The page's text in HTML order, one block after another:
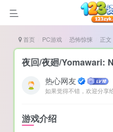
首页 PC游戏 恐怖惊悚 正文
夜回/夜廻/Yomawari:
热心网友
如果觉得不错，欢迎分享
游戏介绍